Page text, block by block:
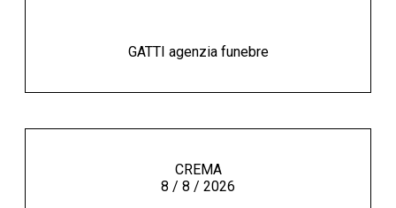
GATTI agenzia funebre
CREMA
8 / 8 / 2026